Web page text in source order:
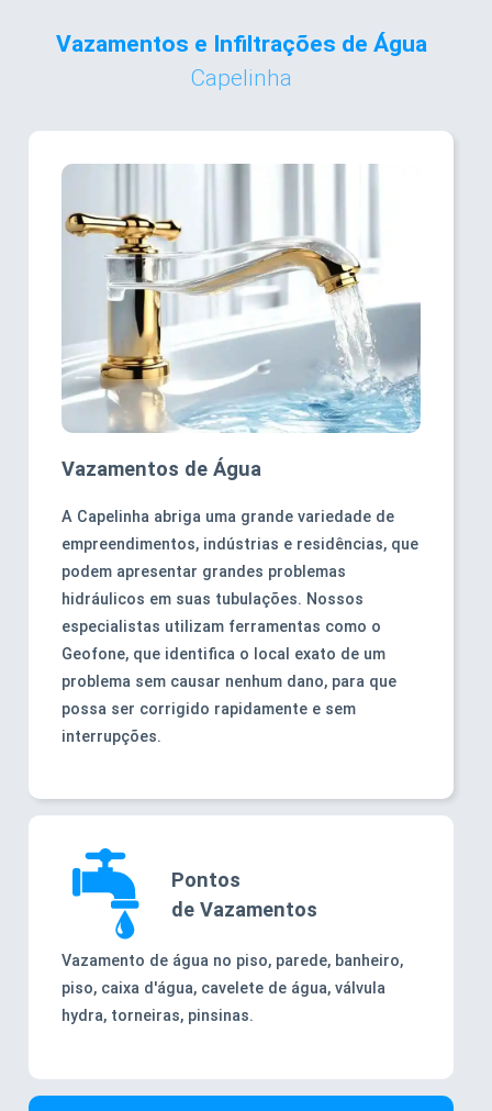
Vazamentos e Infiltrações de Água
Capelinha
Vazamentos de Água
A Capelinha abriga uma grande variedade de
empreendimentos, indústrias e residências, que
podem apresentar grandes problemas
hidráulicos em suas tubulações. Nossos
especialistas utilizam ferramentas como o
Geofone, que identifica o local exato de um
problema sem causar nenhum dano, para que
possa ser corrigido rapidamente e sem
interrupções.
Pontos
de Vazamentos
Vazamento de água no piso, parede, banheiro,
piso, caixa d'água, cavelete de água, válvula
hydra, torneiras, pinsinas.